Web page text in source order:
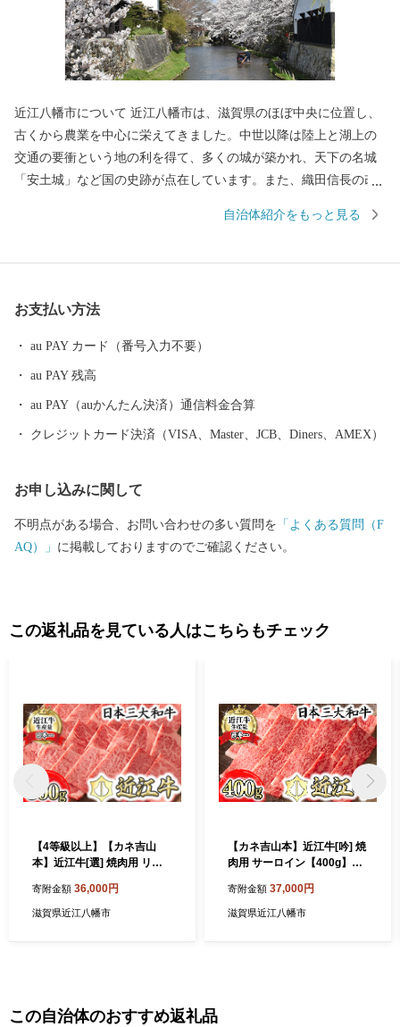
近江八幡市について 近江八幡市は、滋賀県のほぼ中央に位置し、
古くから農業を中心に栄えてきました。中世以降は陸上と湖上の
交通の要衝という地の利を得て、多くの城が築かれ、天下の名城
「安土城」など国の史跡が点在しています。また、織田信長の改
想に引き継がれ、さらに近江商人の基礎を築きました。このよう
自治体紹介をもっと見る
お支払い方法
au PAY カード（番号入力不要）
au PAY 残高
au PAY（auかんたん決済）通信料金合算
クレジットカード決済（VISA、Master、JCB、Diners、AMEX）
お申し込みに関して
不明点がある場合、お問い合わせの多い質問を 「よくある質問（F
AQ）」 に掲載しておりますのでご確認ください。
この返礼品を見ている人はこちらもチェック
【4等級以上】【カネ吉山
本】近江牛[選] 焼肉用 リブ
1】（国産牛 和牛 ブラン
ド牛 ブランド和牛 黒毛和
寄附金額 36,000円
滋賀県近江八幡市
【カネ吉山本】近江牛[吟] 焼
肉用 サーロイン【400g】
牛 ブランド牛 ブランド和
牛 黒毛和牛 牛肉 肉 高
寄附金額 37,000円
滋賀県近江八幡市
この自治体のおすすめ返礼品